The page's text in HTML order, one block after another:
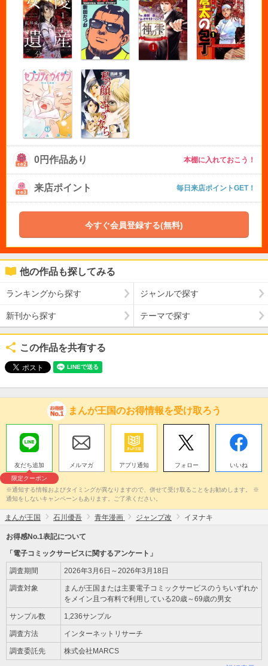
0円作品あり 本棚に入れておこう！
来店ポイント 毎日来店ポイントGET！
今すぐ会員登録する(無料)
他の作品も探してみる
ランキングから探す ジャンルで探す
新刊から探す テーマで探す
この作品を共有する
まんが王国のお得情報を受け取ろう
友だち追加
限定クーポン
メルマガ アプリ通知 フォロー いいね
※通知する情報およびタイミングが異なりますので、併せて受け取ることをお勧めします。 ※
通知をしないキャンペーンもあります。ご了承ください。
まんが王国 石川優吾 青年漫画 ジャンプ改 イヌナキ
お得感No.1表記について
「電子コミックサービスに関するアンケート」
調査期間 2026年3月6日～2026年3月18日
調査対象
まんが王国または主要電子コミックサービスのうちいずれか
をメイン且つ有料で利用している20歳～69歳の男女
サンプル数 1,236サンプル
調査方法 インターネットリサーチ
調査委託先 株式会社MARCS